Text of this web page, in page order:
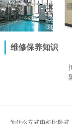
用 | 医药行业
饮料
维修保养知识
为什么立式电机比卧式